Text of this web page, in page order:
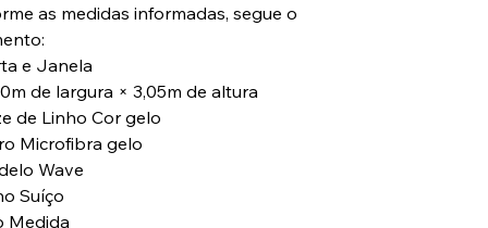
as medidas informadas, segue o
e Janela
de largura × 3,05m de altura
de Linho Cor gelo
Microfibra gelo
Wave
Suíço
Medida